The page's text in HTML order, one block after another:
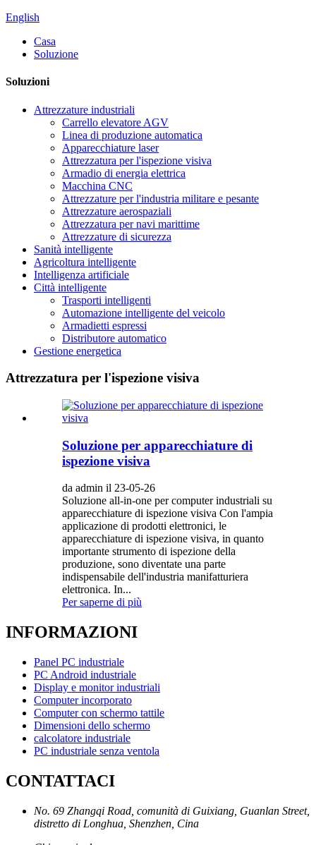
English
Casa
Soluzione
Soluzioni
Attrezzature industriali
Carrello elevatore AGV
Linea di produzione automatica
Apparecchiature laser
Attrezzatura per l'ispezione visiva
Armadio di energia elettrica
Macchina CNC
Attrezzature per l'industria militare e pesante
Attrezzature aerospaziali
Attrezzatura per navi marittime
Attrezzature di sicurezza
Sanità intelligente
Agricoltura intelligente
Intelligenza artificiale
Città intelligente
Trasporti intelligenti
Automazione intelligente del veicolo
Armadietti espressi
Distributore automatico
Gestione energetica
Attrezzatura per l'ispezione visiva
Soluzione per apparecchiature di
ispezione visiva
da admin il 23-05-26
Soluzione all-in-one per computer industriali su
apparecchiature di ispezione visiva Con l'ampia
applicazione di prodotti elettronici, le
apparecchiature di ispezione visiva, in quanto
importante strumento di ispezione della
produzione, sono diventate una parte
indispensabile dell'industria manifatturiera
elettronica. In...
Per saperne di più
INFORMAZIONI
Panel PC industriale
PC Android industriale
Display e monitor industriali
Computer incorporato
Computer con schermo tattile
Dimensioni dello schermo
calcolatore industriale
PC industriale senza ventola
CONTATTACI
No. 69 Zhangqi Road, comunità di Guixiang, Guanlan Street,
distretto di Longhua, Shenzhen, Cina